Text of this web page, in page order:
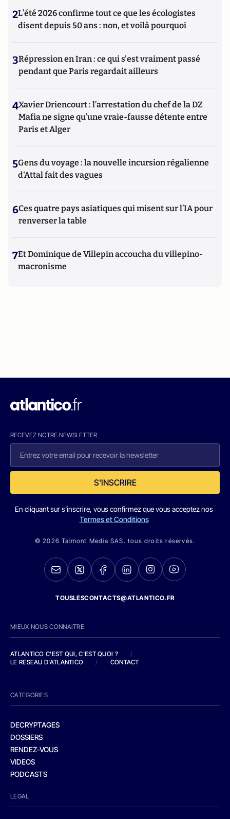
2L’été 2026 confirme tout ce que les écologistes
disent depuis 50 ans : non, et voilà pourquoi
3Répression en Iran : ce qui s'est vraiment passé
pendant que Paris regardait ailleurs
4Xavier Driencourt : l’arrestation du chef de la DZ
Mafia ne signe qu’une vraie-fausse détente entre
Paris et Alger
5Gens du voyage : la nouvelle incursion régalienne
d'Attal fait des vagues
6Ces quatre pays asiatiques qui misent sur l’IA pour
renverser la table
7Et Dominique de Villepin accoucha du villepino-
macronisme
RECEVEZ NOTRE NEWSLETTER
S'INSCRIRE
En cliquant sur s'inscrire, vous confirmez que vous acceptez nos
Termes et Conditions
© 2026 Talmont Media SAS. tous droits réservés.
TOUSLESCONTACTS@ATLANTICO.FR
MIEUX NOUS CONNAITRE
ATLANTICO C'EST QUI, C'EST QUOI ?
/
LE RESEAU D'ATLANTICO
/ CONTACT
CATEGORIES
DECRYPTAGES
DOSSIERS
RENDEZ-VOUS
VIDEOS
PODCASTS
LEGAL